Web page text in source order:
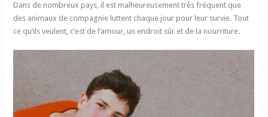
Dans de nombreux pays, il est malheureusement très fréquent que
des animaux de compagnie luttent chaque jour pour leur survie. Tout
ce qu’ils veulent, c’est de l’amour, un endroit sûr et de la nourriture.